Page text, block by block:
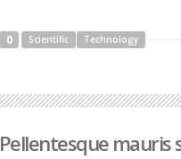
0 Scientific Technology
Pellentesque mauris